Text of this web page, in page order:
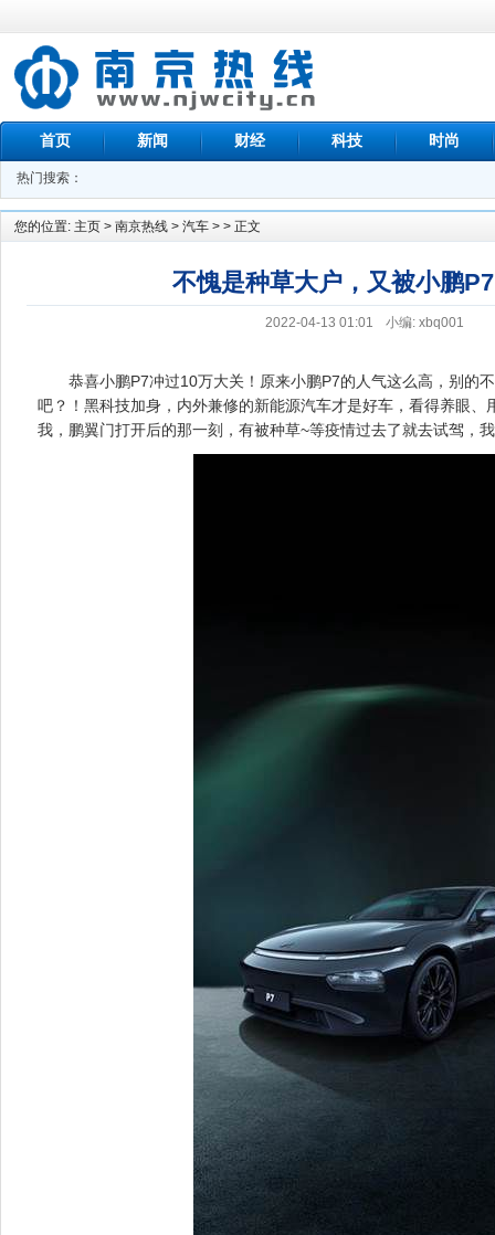
首页 新闻 财经 科技 时尚
教育
热门搜索：
您的位置: 主页 > 南京热线 > 汽车 > > 正文
不愧是种草大户，又被小鹏
2022-04-13 01:01 小编: xbq001
恭喜小鹏P7冲过10万大关！原来小鹏P7的人气这么高，别的
吧？！黑科技加身，内外兼修的新能源汽车才是好车，看得养眼、
我，鹏翼门打开后的那一刻，有被种草~等疫情过去了就去试驾，